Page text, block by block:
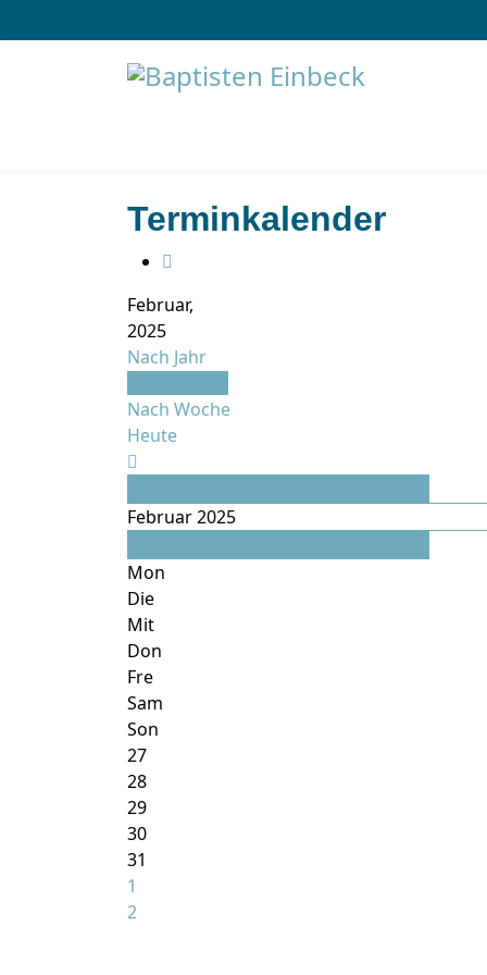
Terminkalender
Februar,
2025
Nach Jahr
Nach Woche
Heute
Februar 2025
Mon
Die
Mit
Don
Fre
Sam
Son
27
28
29
30
31
1
2